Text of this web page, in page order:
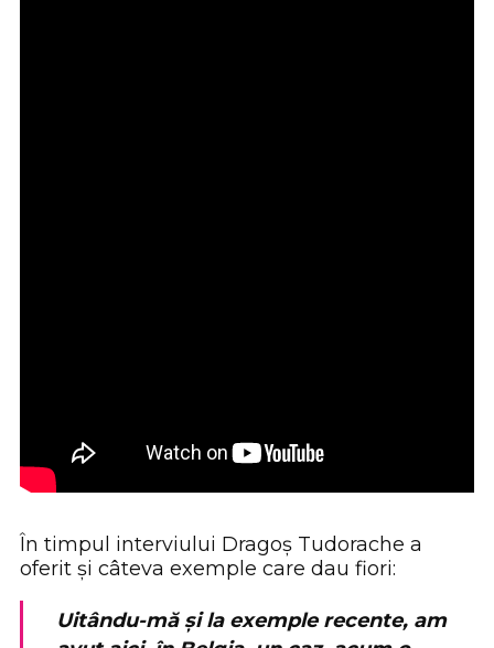
În timpul interviului Dragoș Tudorache a
oferit și câteva exemple care dau fiori:
Uitându-mă și la exemple recente, am